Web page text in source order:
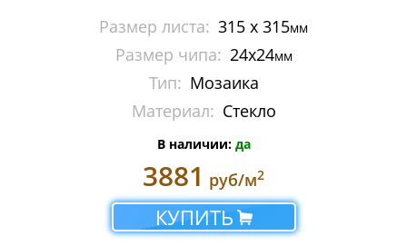
Растяжки из мозаики
Стеклянная мозаика
Мозаика Caramelle Mosaic
Мозаика Dao
Мозаика Decor-mosaic
Мозаика Imagine Mosaic
Размер листа: 315 x 315мм
Размер чипа: 24х24мм
Тип: Мозаика
Материал: Стекло
В наличии: да
3881 руб/м2
КУПИТЬ